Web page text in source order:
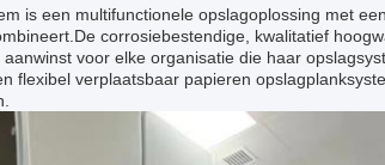
is een multifunctionele opslagoplossing met
corrosiebestendige, kwalitatief
voor elke organisatie die haar
flexibel verplaatsbaar papieren